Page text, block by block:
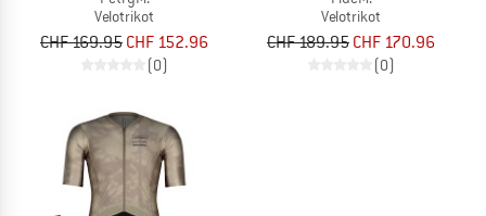
Velotrikot
CHF 169.95 CHF 152.96
(0)
Velotrikot
CHF 189.95 CHF 170.96
(0)